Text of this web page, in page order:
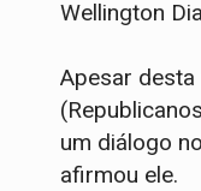
Wellington
Apesar desta
um diálogo
afirmou ele.